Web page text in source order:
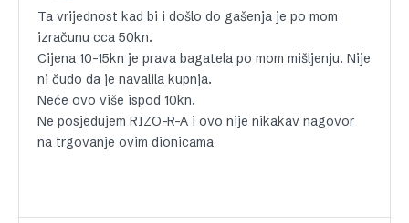
Ta vrijednost kad bi i došlo do gašenja je po mom
izračunu cca 50kn.
Cijena 10-15kn je prava bagatela po mom mišljenju. Nije
ni čudo da je navalila kupnja.
Neće ovo više ispod 10kn.
Ne posjedujem RIZO-R-A i ovo nije nikakav nagovor
na trgovanje ovim dionicama